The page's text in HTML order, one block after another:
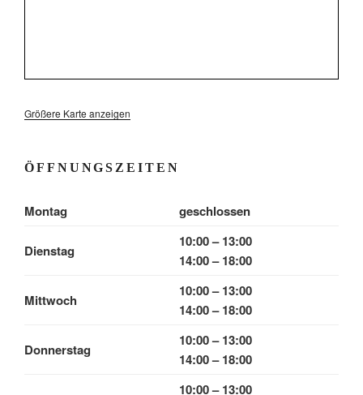
Größere Karte anzeigen
ÖFFNUNGSZEITEN
Montag geschlossen
Dienstag
10:00 – 13:00
14:00 – 18:00
Mittwoch
10:00 – 13:00
14:00 – 18:00
Donnerstag
10:00 – 13:00
14:00 – 18:00
10:00 – 13:00